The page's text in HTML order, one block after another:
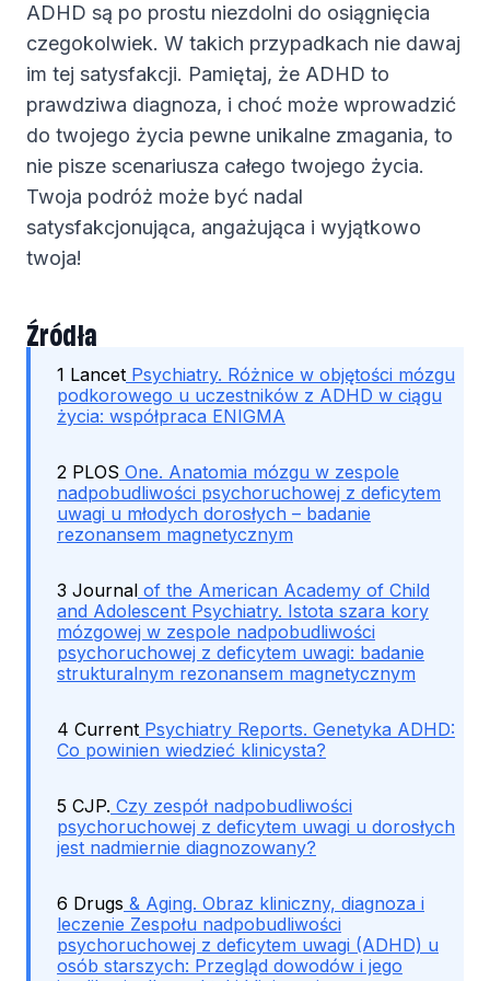
ADHD są po prostu niezdolni do osiągnięcia
czegokolwiek. W takich przypadkach nie dawaj
im tej satysfakcji. Pamiętaj, że ADHD to
prawdziwa diagnoza, i choć może wprowadzić
do twojego życia pewne unikalne zmagania, to
nie pisze scenariusza całego twojego życia.
Twoja podróż może być nadal
satysfakcjonująca, angażująca i wyjątkowo
twoja!
Źródła
1 Lancet Psychiatry. Różnice w objętości mózgu
podkorowego u uczestników z ADHD w ciągu
życia: współpraca ENIGMA
2 PLOS One. Anatomia mózgu w zespole
nadpobudliwości psychoruchowej z deficytem
uwagi u młodych dorosłych – badanie
rezonansem magnetycznym
3 Journal of the American Academy of Child
and Adolescent Psychiatry. Istota szara kory
mózgowej w zespole nadpobudliwości
psychoruchowej z deficytem uwagi: badanie
strukturalnym rezonansem magnetycznym
4 Current Psychiatry Reports. Genetyka ADHD:
Co powinien wiedzieć klinicysta?
5 CJP. Czy zespół nadpobudliwości
psychoruchowej z deficytem uwagi u dorosłych
jest nadmiernie diagnozowany?
6 Drugs & Aging. Obraz kliniczny, diagnoza i
leczenie Zespołu nadpobudliwości
psychoruchowej z deficytem uwagi (ADHD) u
osób starszych: Przegląd dowodów i jego